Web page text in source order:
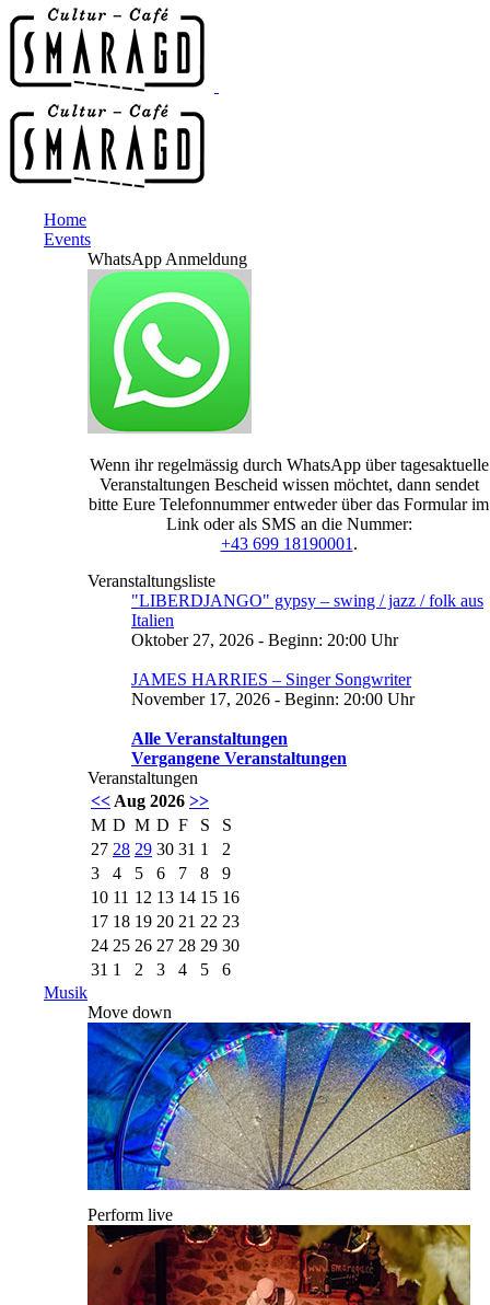
Home
Events
WhatsApp Anmeldung
Wenn ihr regelmässig durch WhatsApp über tagesaktuelle
Veranstaltungen Bescheid wissen möchtet, dann sendet
bitte Eure Telefonnummer entweder über das Formular im
Link oder als SMS an die Nummer:
+43 699 18190001 .
Veranstaltungsliste
"LIBERDJANGO" gypsy – swing / jazz / folk aus
Italien
Oktober 27, 2026 - Beginn: 20:00 Uhr
JAMES HARRIES – Singer Songwriter
November 17, 2026 - Beginn: 20:00 Uhr
Alle Veranstaltungen
Vergangene Veranstaltungen
Veranstaltungen
<< Aug 2026 >>
M D M D F S
S
27 28 29 30 31 1
2
3
4 5 6 7 8
9
10 11 12 13 14 15 16
17 18 19 20 21 22 23
24 25 26 27 28 29 30
31 1 2 3 4 5
6
Musik
Move down
Perform live